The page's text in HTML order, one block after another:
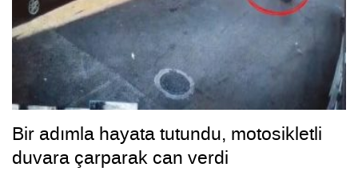
Bir adımla hayata tutundu, motosikletli
duvara çarparak can verdi